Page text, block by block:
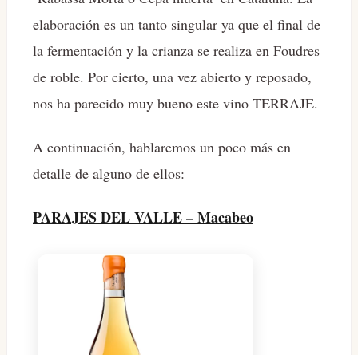
elaboración es un tanto singular ya que el final de
la fermentación y la crianza se realiza en Foudres
de roble. Por cierto, una vez abierto y reposado,
nos ha parecido muy bueno este vino TERRAJE.
A continuación, hablaremos un poco más en
detalle de alguno de ellos:
PARAJES DEL VALLE – Macabeo